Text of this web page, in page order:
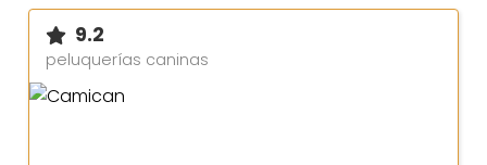
9.2
peluquerías caninas